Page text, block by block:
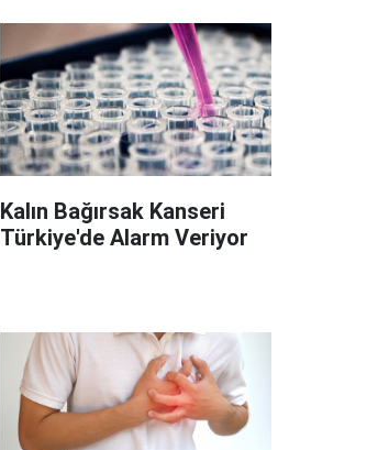
Kalın Bağırsak Kanseri
Türkiye'de Alarm Veriyor